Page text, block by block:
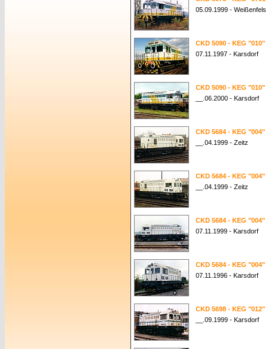
05.09.1999 - Weißenfels
CKD 5090 - KEG "010"
07.11.1997 - Karsdorf
CKD 5090 - KEG "010"
__.06.2000 - Karsdorf
CKD 5684 - KEG "004"
__.04.1999 - Zeitz
CKD 5684 - KEG "004"
__.04.1999 - Zeitz
CKD 5684 - KEG "004"
07.11.1999 - Karsdorf
CKD 5684 - KEG "004"
07.11.1996 - Karsdorf
CKD 5698 - KEG "012"
__.09.1999 - Karsdorf